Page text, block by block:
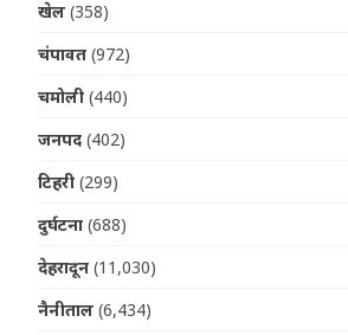
खेल (358)
चंपावत (972)
चमोली (440)
जनपद (402)
टिहरी (299)
दुर्घटना (688)
देहरादून (11,030)
नैनीताल (6,434)